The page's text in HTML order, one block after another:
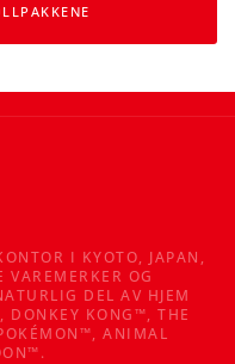
I KYOTO, JAPAN,
OG
DEL AV HJEM
DONKEY KONG™, THE
ANIMAL